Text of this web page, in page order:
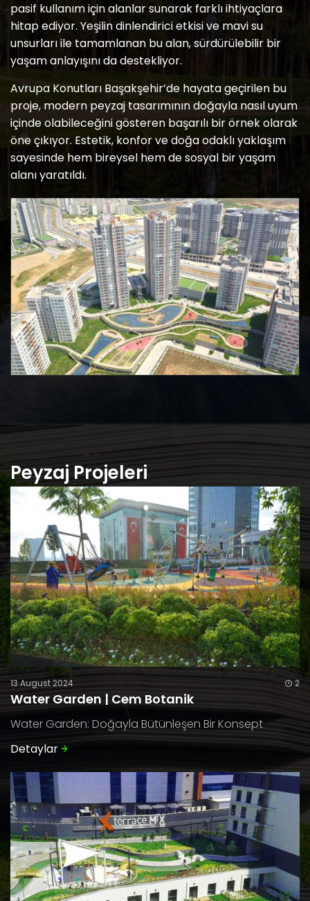
pasif kullanım için alanlar sunarak farklı ihtiyaçlara
hitap ediyor. Yeşilin dinlendirici etkisi ve mavi su
unsurları ile tamamlanan bu alan, sürdürülebilir bir
yaşam anlayışını da destekliyor.
Avrupa Konutları Başakşehir’de hayata geçirilen bu
proje, modern peyzaj tasarımının doğayla nasıl uyum
içinde olabileceğini gösteren başarılı bir örnek olarak
öne çıkıyor. Estetik, konfor ve doğa odaklı yaklaşım
sayesinde hem bireysel hem de sosyal bir yaşam
alanı yaratıldı.
Peyzaj Projeleri
13 August 2024 2
Water Garden | Cem Botanik
Water Garden: Doğayla Bütünleşen Bir Konsept
Detaylar